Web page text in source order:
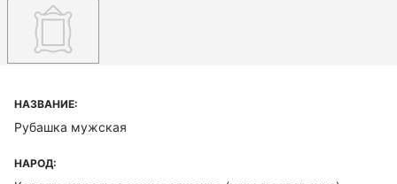
НАЗВАНИЕ:
Рубашка мужская
НАРОД: